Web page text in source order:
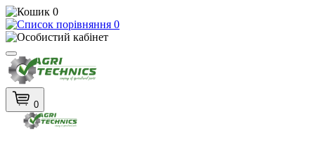
0
0
0